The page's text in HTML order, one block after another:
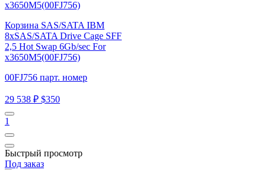
Корзина SAS/SATA IBM
8xSAS/SATA Drive Cage SFF
2,5 Hot Swap 6Gb/sec For
x3650M5(00FJ756)
00FJ756 парт. номер
29 538 ₽ $350
1
Быстрый просмотр
Под заказ